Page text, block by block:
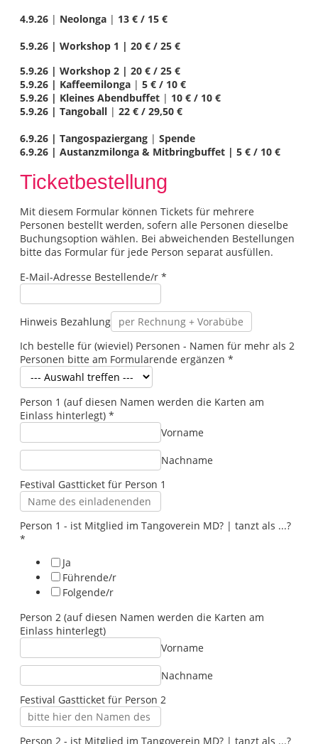
4.9.26 | Neolonga | 13 € / 15 €
5.9.26 | Workshop 1 | 20 € / 25 €
5.9.26 | Workshop 2 | 20 € / 25 €
5.9.26 | Kaffeemilonga | 5 € / 10 €
5.9.26 | Kleines Abendbuffet | 10 € / 10 €
5.9.26 | Tangoball | 22 € / 29,50 €
6.9.26 | Tangospaziergang | Spende
6.9.26 | Austanzmilonga & Mitbringbuffet | 5 € / 10 €
Ticketbestellung
Mit diesem Formular können Tickets für mehrere
Personen bestellt werden, sofern alle Personen dieselbe
Buchungsoption wählen. Bei abweichenden Bestellungen
bitte das Formular für jede Person separat ausfüllen.
E-Mail-Adresse Bestellende/r *
Hinweis Bezahlung
Ich bestelle für (wieviel) Personen - Namen für mehr als 2
Personen bitte am Formularende ergänzen *
Person 1 (auf diesen Namen werden die Karten am
Einlass hinterlegt) *
Vorname
Nachname
Festival Gastticket für Person 1
|
e
g
e
.
.
?
Person 1 - ist Mitglied im Tangoverein MD? | tanzt als ...?
*
Ja
Führende/r
Folgende/r
Person 2 (auf diesen Namen werden die Karten am
Einlass hinterlegt)
Vorname
Nachname
Festival Gastticket für Person 2
Person 2 - ist Mitglied im Tangoverein MD? | tanzt als ...?